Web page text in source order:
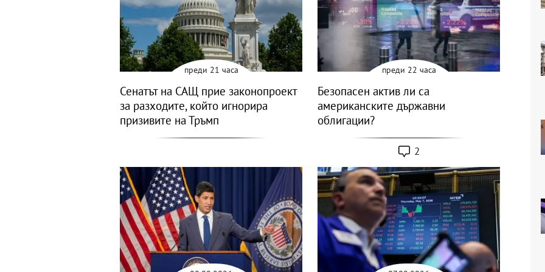
преди 21 часа
Сенатът на САЩ прие законопроект
за разходите, който игнорира
призивите на Тръмп
преди 22 часа
Безопасен актив ли са
американските държавни
облигации?
2